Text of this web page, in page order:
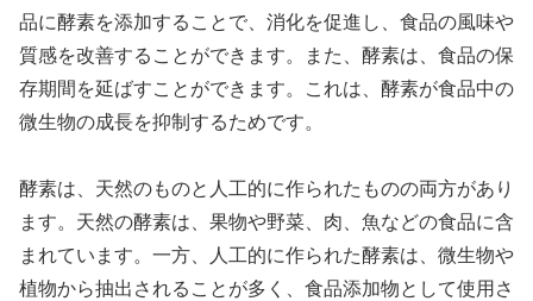
品に酵素を添加することで、消化を促進し、食品の風味や
質感を改善することができます。また、酵素は、食品の保
存期間を延ばすことができます。これは、酵素が食品中の
微生物の成長を抑制するためです。
酵素は、天然のものと人工的に作られたものの両方があり
ます。天然の酵素は、果物や野菜、肉、魚などの食品に含
まれています。一方、人工的に作られた酵素は、微生物や
植物から抽出されることが多く、食品添加物として使用さ